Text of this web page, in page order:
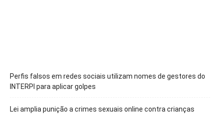
Perfis falsos em redes sociais utilizam nomes de gestores do
INTERPI para aplicar golpes
Lei amplia punição a crimes sexuais online contra crianças